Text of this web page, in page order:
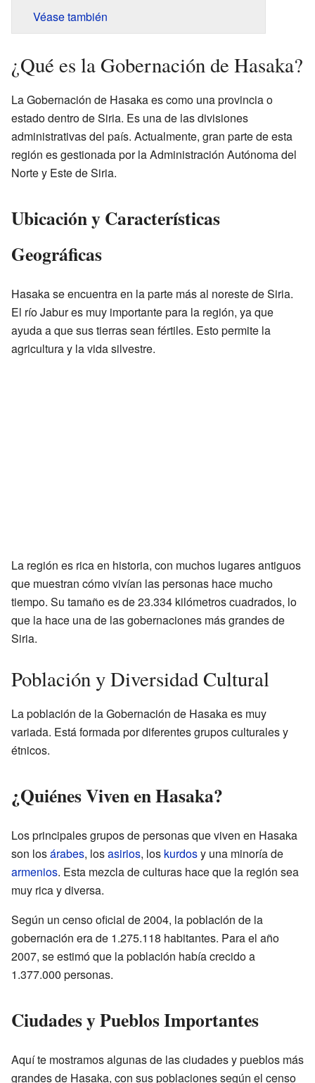
Véase también
¿Qué es la Gobernación de Hasaka?
La Gobernación de Hasaka es como una provincia o
estado dentro de Siria. Es una de las divisiones
administrativas del país. Actualmente, gran parte de esta
región es gestionada por la Administración Autónoma del
Norte y Este de Siria.
Ubicación y Características
Geográficas
Hasaka se encuentra en la parte más al noreste de Siria.
El río Jabur es muy importante para la región, ya que
ayuda a que sus tierras sean fértiles. Esto permite la
agricultura y la vida silvestre.
La región es rica en historia, con muchos lugares antiguos
que muestran cómo vivían las personas hace mucho
tiempo. Su tamaño es de 23.334 kilómetros cuadrados, lo
que la hace una de las gobernaciones más grandes de
Siria.
Población y Diversidad Cultural
La población de la Gobernación de Hasaka es muy
variada. Está formada por diferentes grupos culturales y
étnicos.
¿Quiénes Viven en Hasaka?
Los principales grupos de personas que viven en Hasaka
son losárabes, losasirios, los kurdosy una minoría de
armenios. Esta mezcla de culturas hace que la región sea
muy rica y diversa.
Según un censo oficial de 2004, la población de la
gobernación era de 1.275.118 habitantes. Para el año
2007, se estimó que la población había crecido a
1.377.000 personas.
Ciudades y Pueblos Importantes
Aquí te mostramos algunas de las ciudades y pueblos más
grandes de Hasaka, con sus poblaciones según el censo